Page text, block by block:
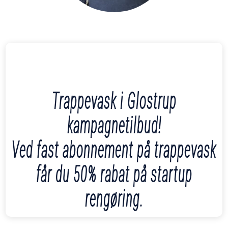
Trappevask i Glostrup
kampagnetilbud!
Ved fast abonnement på trappevask
får du 50% rabat på startup
rengøring.